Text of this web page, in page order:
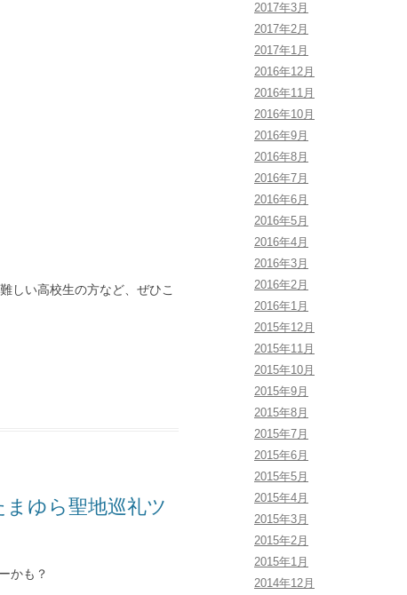
しい高校生の方など、ぜひこ
ゆら聖地巡礼ツ
かも？
2017年3月
2017年2月
2017年1月
2016年12月
2016年11月
2016年10月
2016年9月
2016年8月
2016年7月
2016年6月
2016年5月
2016年4月
2016年3月
2016年2月
2016年1月
2015年12月
2015年11月
2015年10月
2015年9月
2015年8月
2015年7月
2015年6月
2015年5月
2015年4月
2015年3月
2015年2月
2015年1月
2014年12月